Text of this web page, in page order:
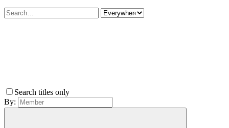
Search titles only
By: